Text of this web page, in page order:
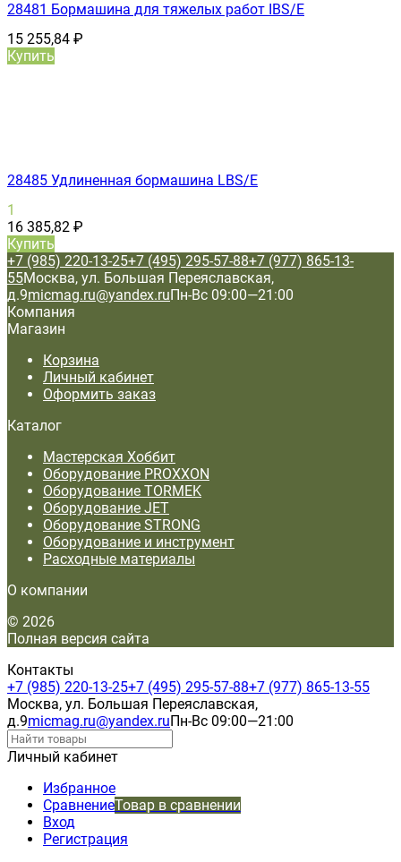
28481 Бормашина для тяжелых работ IBS/E
15 255,84 ₽
Купить
28485 Удлиненная бормашина LBS/E
1
16 385,82 ₽
Купить
+7 (985) 220-13-25+7 (495) 295-57-88+7 (977) 865-13-
55Москва, ул. Большая Переяславская,
д.9micmag.ru@yandex.ruПн-Вс 09:00—21:00
Компания
Магазин
Корзина
Личный кабинет
Оформить заказ
Каталог
Мастерская Хоббит
Оборудование PROXXON
Оборудование TORMEK
Оборудование JET
Оборудование STRONG
Оборудование и инструмент
Расходные материалы
О компании
© 2026
Полная версия сайта
Контакты
+7 (985) 220-13-25+7 (495) 295-57-88+7 (977) 865-13-55
Москва, ул. Большая Переяславская,
д.9micmag.ru@yandex.ruПн-Вс 09:00—21:00
Личный кабинет
Избранное
СравнениеТовар в сравнении
Вход
Регистрация